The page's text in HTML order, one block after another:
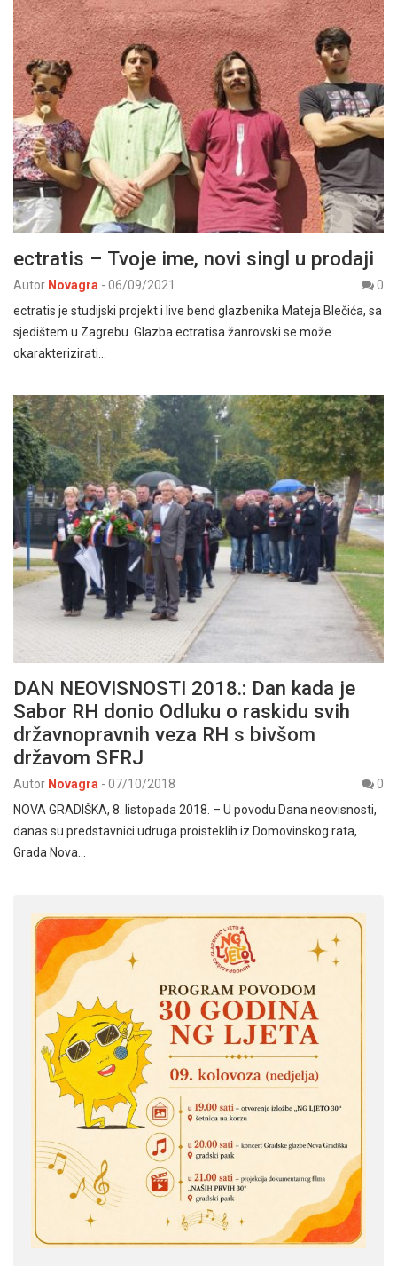
ectratis – Tvoje ime, novi singl u prodaji
Autor Novagra - 06/09/2021
0
ectratis je studijski projekt i live bend glazbenika Mateja Blečića, sa
sjedištem u Zagrebu. Glazba ectratisa žanrovski se može
okarakterizirati…
DAN NEOVISNOSTI 2018.: Dan kada je
Sabor RH donio Odluku o raskidu svih
državnopravnih veza RH s bivšom
državom SFRJ
Autor Novagra - 07/10/2018
0
NOVA GRADIŠKA, 8. listopada 2018. – U povodu Dana neovisnosti,
danas su predstavnici udruga proisteklih iz Domovinskog rata,
Grada Nova…